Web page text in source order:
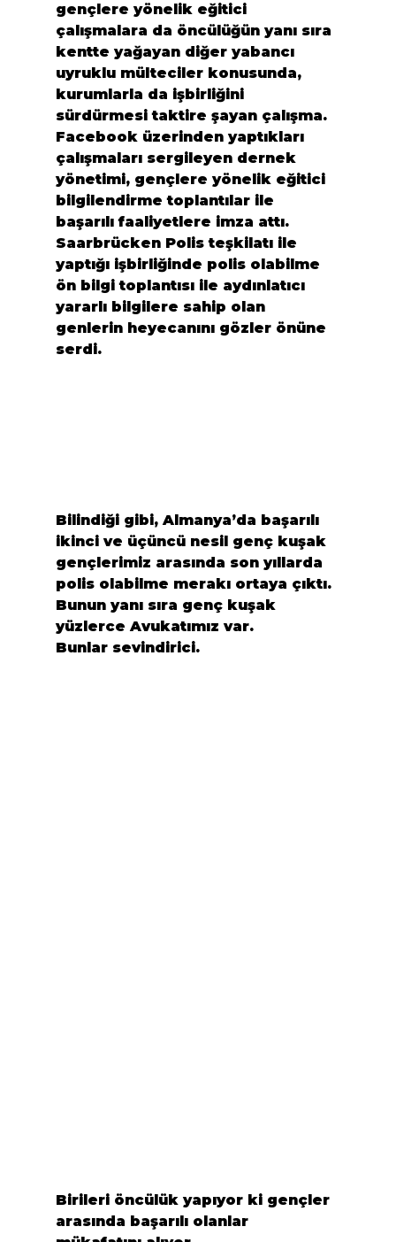
gençlere yönelik eğitici
çalışmalara da öncülüğün yanı sıra
kentte yağayan diğer yabancı
uyruklu mülteciler konusunda,
kurumlarla da işbirliğini
sürdürmesi taktire şayan çalışma.
Facebook üzerinden yaptıkları
çalışmaları sergileyen dernek
yönetimi, gençlere yönelik eğitici
bilgilendirme toplantılar ile
başarılı faaliyetlere imza attı.
Saarbrücken Polis teşkilatı ile
yaptığı işbirliğinde polis olabilme
ön bilgi toplantısı ile aydınlatıcı
yararlı bilgilere sahip olan
genlerin heyecanını gözler önüne
serdi.
Bilindiği gibi, Almanya’da başarılı
ikinci ve üçüncü nesil genç kuşak
gençlerimiz arasında son yıllarda
polis olabilme merakı ortaya çıktı.
Bunun yanı sıra genç kuşak
yüzlerce Avukatımız var.
Bunlar sevindirici.
Birileri öncülük yapıyor ki gençler
arasında başarılı olanlar